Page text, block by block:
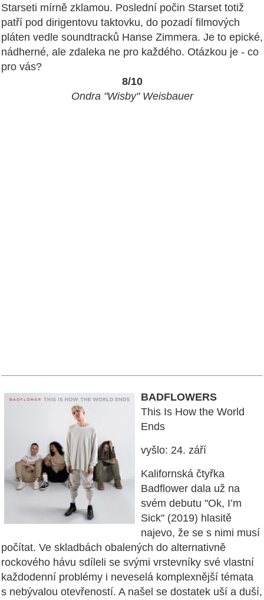
Starseti mírně zklamou. Poslední počin Starset totiž
patří pod dirigentovu taktovku, do pozadí filmových
pláten vedle soundtracků Hanse Zimmera. Je to epické,
nádherné, ale zdaleka ne pro každého. Otázkou je - co
pro vás?
8/10
Ondra "Wisby" Weisbauer
BADFLOWERS
This Is How the World
Ends
vyšlo: 24. září
Kalifornská čtyřka
Badflower dala už na
svém debutu "Ok, I’m
Sick" (2019) hlasitě
najevo, že se s nimi musí
počítat. Ve skladbách obalených do alternativně
rockového hávu sdíleli se svými vrstevníky své vlastní
každodenní problémy i neveselá komplexnější témata
s nebývalou otevřeností. A našel se dostatek uší a duší,